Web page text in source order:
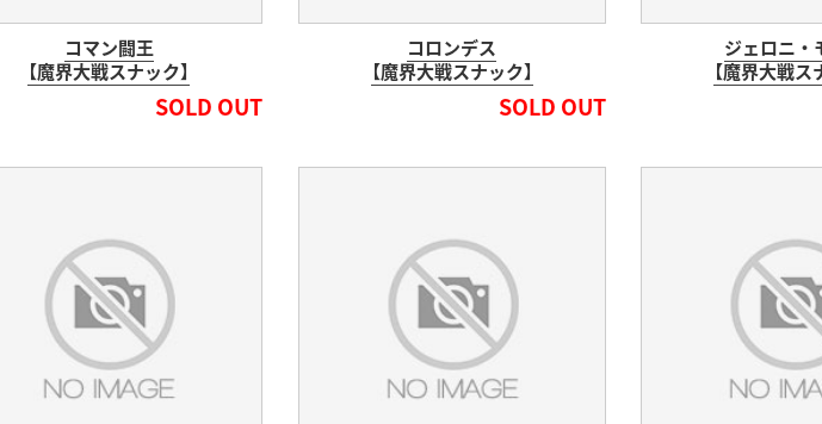
コマン闘王
【魔界大戦スナック】
SOLD OUT
コロンデス
【魔界大戦スナック】
SOLD OUT
ジェロニ・
【魔界大戦ス